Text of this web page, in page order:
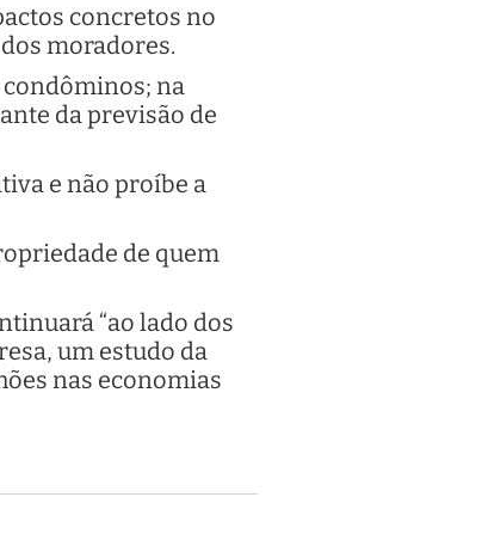
concretos no
moradores.
condôminos; na
da previsão de
e não proíbe a
de quem
“ao lado dos
um estudo da
nas economias